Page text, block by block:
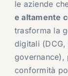
le aziende
e altamente
trasforma la
digitali
governance),
conformità